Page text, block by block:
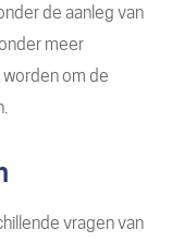
de aanleg van
meer
om de
vragen van